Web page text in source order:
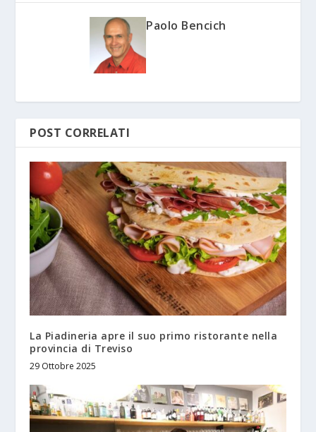
Paolo Bencich
POST CORRELATI
La Piadineria apre il suo primo ristorante nella
provincia di Treviso
29 Ottobre 2025